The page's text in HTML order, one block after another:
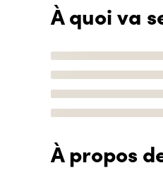
À quoi va
À propos